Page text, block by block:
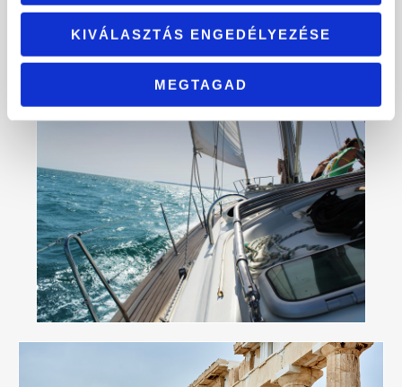
KIVÁLASZTÁS ENGEDÉLYEZÉSE
MEGTAGAD
sights around town.